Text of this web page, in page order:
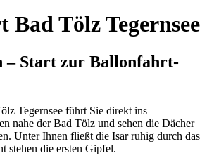
Tölz Tegernsee
– Start zur Ballonfahrt-
Tegernsee führt Sie direkt ins
nahe der Bad Tölz und sehen die Dächer
Unter Ihnen fließt die Isar ruhig durch das
stehen die ersten Gipfel.